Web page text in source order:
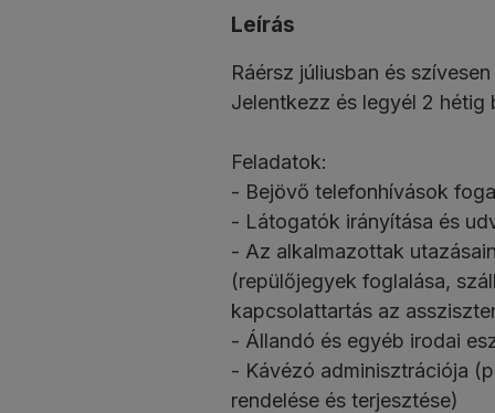
Leírás
Ráérsz júliusban és
Jelentkezz és legyél 2 hétig
Feladatok:
- Bejövő telefonhívások
- Látogatók irányítása és
- Az alkalmazottak
(repülőjegyek foglalása,
kapcsolattartás az
- Állandó és egyéb irodai
- Kávézó adminisztrációja
rendelése és terjesztése)